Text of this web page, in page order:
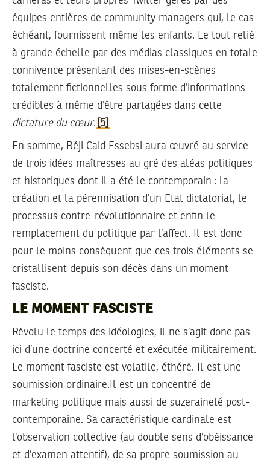
équipes entières de community managers qui, le cas
échéant, fournissent même les enfants. Le tout relié
à grande échelle par des médias classiques en totale
connivence présentant des mises-en-scènes
totalement fictionnelles sous forme d’informations
crédibles à même d’être partagées dans cette
dictature du cœur. [5]
En somme, Béji Caid Essebsi aura œuvré au service
de trois idées maîtresses au gré des aléas politiques
et historiques dont il a été le contemporain : la
création et la pérennisation d’un Etat dictatorial, le
processus contre-révolutionnaire et enfin le
remplacement du politique par l’affect. Il est donc
pour le moins conséquent que ces trois éléments se
cristallisent depuis son décès dans un moment
fasciste.
LE MOMENT FASCISTE
Révolu le temps des idéologies, il ne s’agit donc pas
ici d’une doctrine concerté et exécutée militairement.
Le moment fasciste est volatile, éthéré. Il est une
soumission ordinaire.Il est un concentré de
marketing politique mais aussi de suzeraineté post-
contemporaine. Sa caractéristique cardinale est
l’observation collective (au double sens d’obéissance
et d’examen attentif), de sa propre soumission au